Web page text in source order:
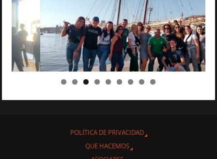
POLÍTICA DE PRIVACIDAD
QUE HACEMOS